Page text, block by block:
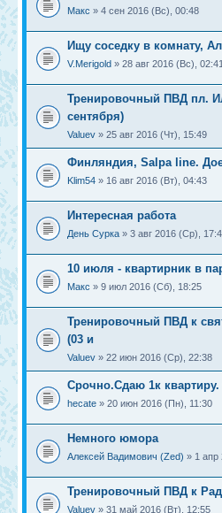
Макс » 4 сен 2016 (Вс), 00:48
Ищу соседку в комнату,
V.Merigold » 28 авг 2016 (Вс), 02:41
Тренировочный ПВД пл.
сентября)
Valuev » 25 авг 2016 (Чт), 15:49
Финляндия, Salpa line.
Klim54 » 16 авг 2016 (Вт), 04:43
Интересная работа
День Сурка » 3 авг 2016 (Ср),
10 июля - квартирник в
Макс » 9 июл 2016 (Сб), 18:25
Тренировочный ПВД к
(03 и
Valuev » 22 июн 2016 (Ср), 22:38
Срочно.Сдаю 1к
hecate » 20 июн 2016 (Пн), 11:30
Немного юмора
Алексей Вадимович (Zed) » 1 апр
Тренировочный ПВД к
Valuev » 31 май 2016 (Вт), 12:55